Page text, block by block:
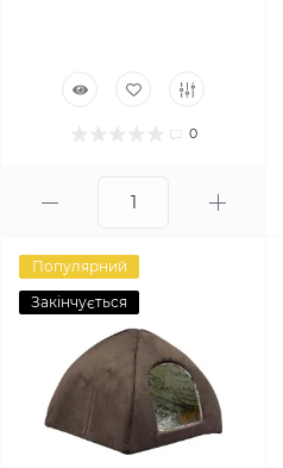
0
Популярний
Закінчується